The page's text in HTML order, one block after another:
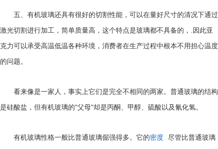
五、有机玻璃还具有很好的切割性能，可以在量好尺寸的清况下通过
激光切割进行加工，简单质量高，这个特点是玻璃都不具备的， 因此亚
克力可以承受高温低温各种环境，消费者在生产过程中根本不用担心温度
的问题。
看来像是一家人，事实上它们是完全不相同的两家。普通玻璃的结构
是硅酸盐，但有机玻璃的"父母"却是丙酮、甲醇、硫酸以及氰化氢。
有机玻璃性格一般比普通玻璃倔强得多。它的密度 尽管比普通玻璃